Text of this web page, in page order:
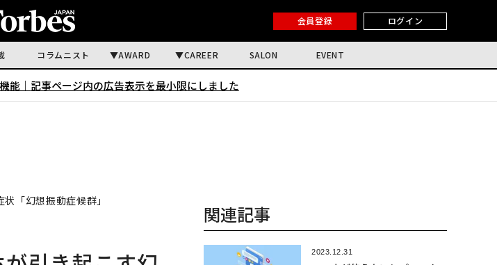
会員登録 ログイン
コラムニスト AWARD CAREER SALON EVENT
能｜ 記事ページ内の広告表示を最小限にしました
「幻想振動症候群」
関連記事
2023.12.31